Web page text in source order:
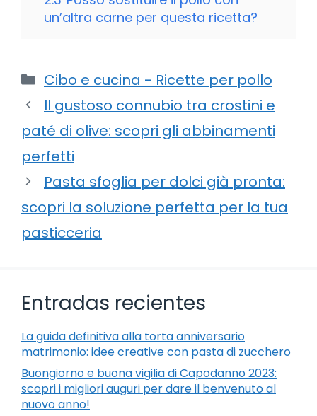
un’altra carne per questa ricetta?
Categorie
Cibo e cucina - Ricette per pollo
Il gustoso connubio tra crostini e
paté di olive: scopri gli abbinamenti
perfetti
Pasta sfoglia per dolci già pronta:
scopri la soluzione perfetta per la tua
pasticceria
Entradas recientes
La guida definitiva alla torta anniversario
matrimonio: idee creative con pasta di zucchero
Buongiorno e buona vigilia di Capodanno 2023:
scopri i migliori auguri per dare il benvenuto al
nuovo anno!